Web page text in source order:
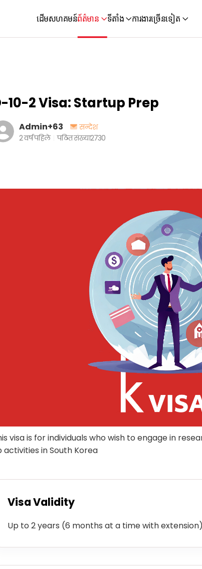
ដើមសហគមន៍ព័ត៌មាន ទីតាំង ការងារច្រើនទៀត
10-2 Visa: Startup Prep
Admin+63
सन्देश
2 वर्ष पहिले
पठित संख्या2730
visa is for individuals who wish to engage in
activities in South Korea
Visa Validity
Up to 2 years (6 months at a time with extension)